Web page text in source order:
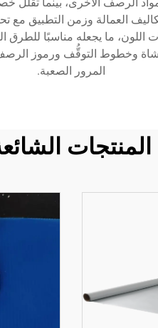
العمالة وزمن التطبيق مع
اللون، ما يجعله مناسبًا
وخطوط التوقُّف ورموز الرصف
المرور الصعبة.
المنتجات